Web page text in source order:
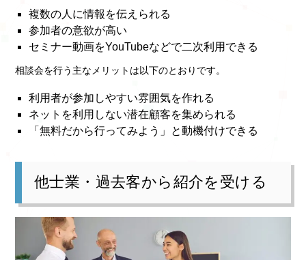
複数の人に情報を伝えられる
参加者の意欲が高い
セミナー動画をYouTubeなどで二次利用できる
相談会を行う主なメリットは以下のとおりです。
利用者が参加しやすい雰囲気を作れる
ネットを利用しない潜在顧客を集められる
「無料だから行ってみよう」と動機付けできる
他士業・過去客から紹介を受ける